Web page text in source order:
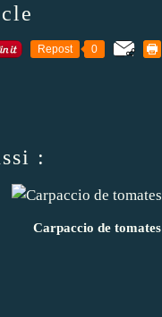
Repost 0
:
Carpaccio de tomates